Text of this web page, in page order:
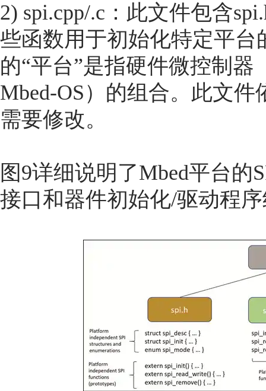
2) spi.cpp/.c：此文件包含
些函数用于初始化特定平台
的“平台”是指硬件微控制器
Mbed-OS）的组合。此文
需要修改。
图9详细说明了Mbed平台
接口和器件初始化/驱动程